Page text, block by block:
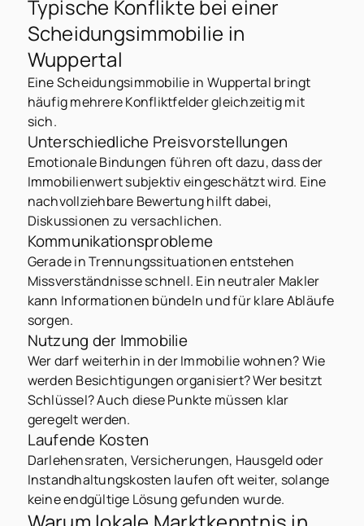
Typische Konflikte bei einer
Scheidungsimmobilie in
Wuppertal
Eine Scheidungsimmobilie in Wuppertal bringt
häufig mehrere Konfliktfelder gleichzeitig mit
sich.
Unterschiedliche Preisvorstellungen
Emotionale Bindungen führen oft dazu, dass der
Immobilienwert subjektiv eingeschätzt wird. Eine
nachvollziehbare Bewertung hilft dabei,
Diskussionen zu versachlichen.
Kommunikationsprobleme
Gerade in Trennungssituationen entstehen
Missverständnisse schnell. Ein neutraler Makler
kann Informationen bündeln und für klare Abläufe
sorgen.
Nutzung der Immobilie
Wer darf weiterhin in der Immobilie wohnen? Wie
werden Besichtigungen organisiert? Wer besitzt
Schlüssel? Auch diese Punkte müssen klar
geregelt werden.
Laufende Kosten
Darlehensraten, Versicherungen, Hausgeld oder
Instandhaltungskosten laufen oft weiter, solange
keine endgültige Lösung gefunden wurde.